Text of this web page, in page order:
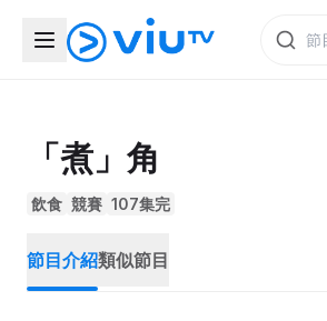
「煮」角
飲食 競賽 107集完
節目介紹類似節目